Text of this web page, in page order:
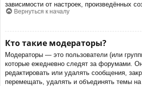
зависимости от настроек, произведённых
Вернуться к началу
Кто такие модераторы?
Модераторы — это пользователи (или
которые ежедневно следят за форумами.
редактировать или удалять сообщения,
перемещать, удалять и объединять темы